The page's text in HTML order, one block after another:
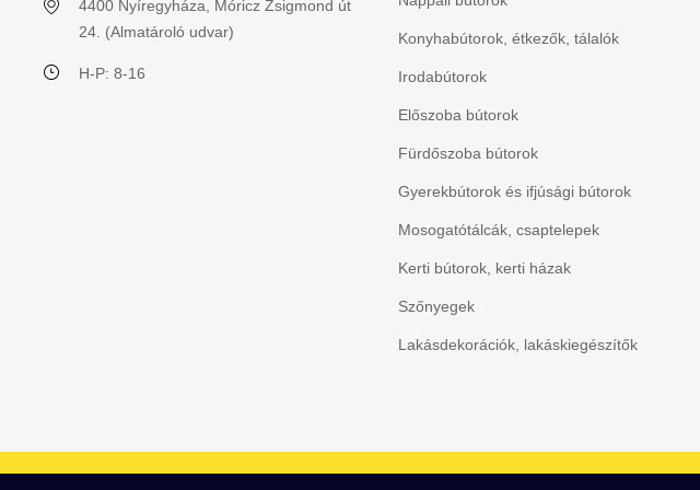
4400 Nyíregyháza, Móricz Zsigmond út
24. (Almatároló udvar)
H-P: 8-16
Konyhabútorok, étkezők, tálalók
Irodabútorok
Előszoba bútorok
Fürdőszoba bútorok
Gyerekbútorok és ifjúsági bútorok
Mosogatótálcák, csaptelepek
Kerti bútorok, kerti házak
Szőnyegek
Lakásdekorációk, lakáskiegészítők